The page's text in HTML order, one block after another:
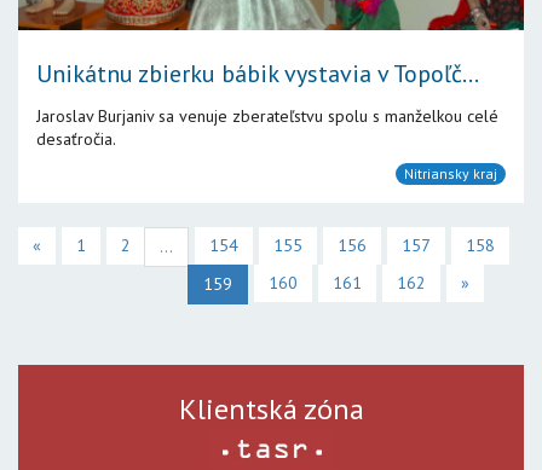
Unikátnu zbierku bábik vystavia v Topoľč...
Jaroslav Burjaniv sa venuje zberateľstvu spolu s manželkou celé
desaťročia.
Nitriansky kraj
« 1 2 ... 154 155 156 157
158
159
160 161 162 »
Klientská zóna